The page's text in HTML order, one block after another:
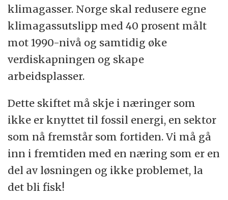
klimagasser. Norge skal redusere egne
klimagassutslipp med 40 prosent målt
mot 1990-nivå og samtidig øke
verdiskapningen og skape
arbeidsplasser.
Dette skiftet må skje i næringer som
ikke er knyttet til fossil energi, en sektor
som nå fremstår som fortiden. Vi må gå
inn i fremtiden med en næring som er en
del av løsningen og ikke problemet, la
det bli fisk!